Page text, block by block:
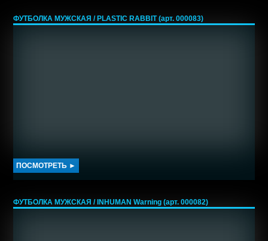
ФУТБОЛКА МУЖСКАЯ / PLASTIC RABBIT (арт. 000083)
ПОСМОТРЕТЬ ►
ФУТБОЛКА МУЖСКАЯ / INHUMAN Warning (арт. 000082)